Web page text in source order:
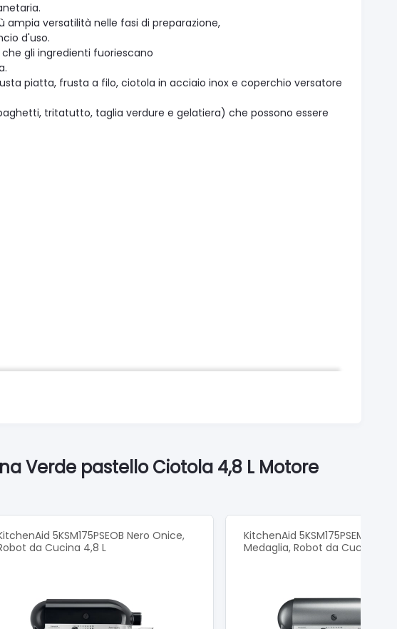
ampia versatilità nelle fasi di preparazione,
d'uso.
gli ingredienti fuoriescano
piatta, frusta a filo, ciotola in acciaio inox e coperchio versatore
tritatutto, taglia verdure e gelatiera) che possono essere
Verde pastello Ciotola 4,8 L Motore
5KSM175PSEOB Nero Onice,
da Cucina 4,8 L
KitchenAid 5KSM175PSEMS
Medaglia, Robot da Cucina 4,8